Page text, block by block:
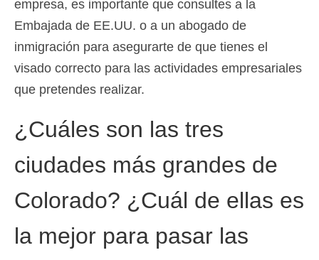
empresa, es importante que consultes a la
Embajada de EE.UU. o a un abogado de
inmigración para asegurarte de que tienes el
visado correcto para las actividades empresariales
que pretendes realizar.
¿Cuáles son las tres
ciudades más grandes de
Colorado? ¿Cuál de ellas es
la mejor para pasar las